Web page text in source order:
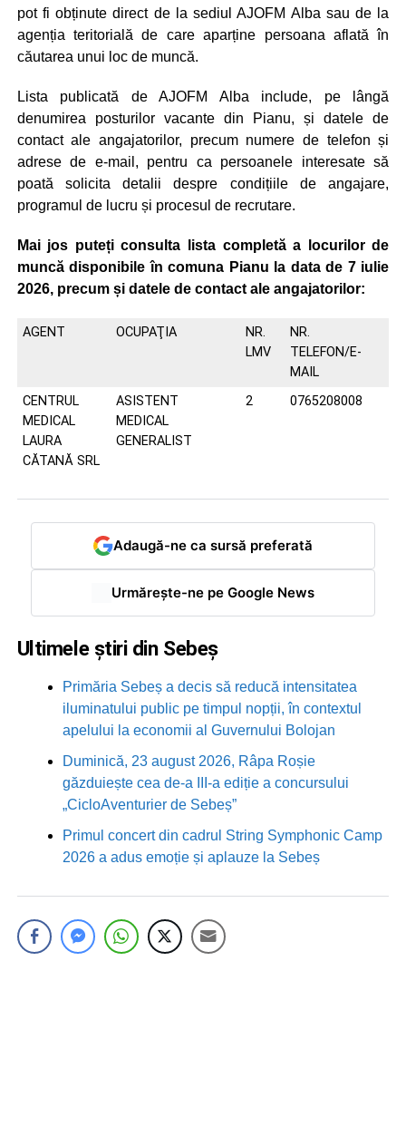
pot fi obținute direct de la sediul AJOFM Alba sau de la
agenția teritorială de care aparține persoana aflată în
căutarea unui loc de muncă.
Lista publicată de AJOFM Alba include, pe lângă
denumirea posturilor vacante din Pianu, și datele de
contact ale angajatorilor, precum numere de telefon și
adrese de e-mail, pentru ca persoanele interesate să
poată solicita detalii despre condițiile de angajare,
programul de lucru și procesul de recrutare.
Mai jos puteți consulta lista completă a locurilor de
muncă disponibile în comuna Pianu la data de 7 iulie
2026, precum și datele de contact ale angajatorilor:
AGENT OCUPAŢIA
NR.
LMV
NR.
TELEFON/E-
MAIL
CENTRUL
MEDICAL
LAURA
CĂTANĂ SRL
ASISTENT
MEDICAL
GENERALIST
2 0765208008
Adaugă-ne ca sursă preferată
Urmărește-ne pe Google News
Ultimele știri din Sebeș
Primăria Sebeș a decis să reducă intensitatea
iluminatului public pe timpul nopții, în contextul
apelului la economii al Guvernului Bolojan
Duminică, 23 august 2026, Râpa Roșie
găzduiește cea de-a III-a ediție a concursului
„CicloAventurier de Sebeș”
Primul concert din cadrul String Symphonic Camp
2026 a adus emoție și aplauze la Sebeș